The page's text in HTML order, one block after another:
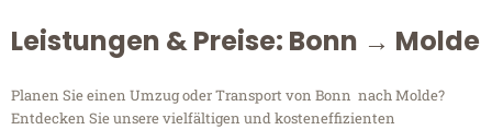
Leistungen & Preise: Bonn → Molde
Planen Sie einen Umzug oder Transport von Bonn nach Molde?
Entdecken Sie unsere vielfältigen und kosteneffizienten